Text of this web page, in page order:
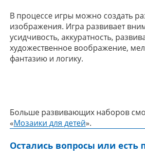
В процессе игры можно создать
изображения. Игра развивает
усидчивость, аккуратность,
художественное воображение,
фантазию и логику.
Больше развивающих наборов
«Мозаики для детей».
Остались вопросы или есть